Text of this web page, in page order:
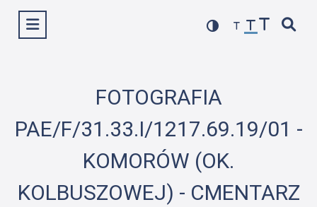
Wyświetl menu
FOTOGRAFIA
PAE/F/31.33.I/1217.69.19/01 -
KOMORÓW (OK.
KOLBUSZOWEJ) - CMENTARZ